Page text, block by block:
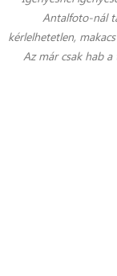
Antalfoto-nál
kérlelhetetlen,
Az már csak hab